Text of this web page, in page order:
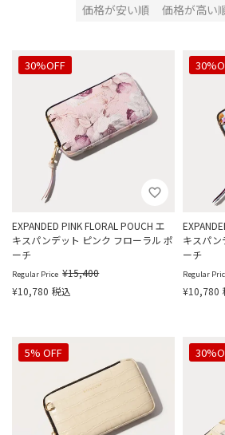
価格が安い順 価格が高い
EXPANDED PINK FLORAL POUCH エ
キスパンデット ピンク フローラル ポ
ーチ
30%OFF
Regular Price ¥15,400
¥10,780 税込
キスパン
ーチ
Regular
¥10,780
5% OFF